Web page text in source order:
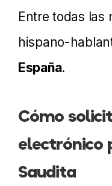
Entre todas las
hispano-
España.
Cómo
electrónico
Saudita